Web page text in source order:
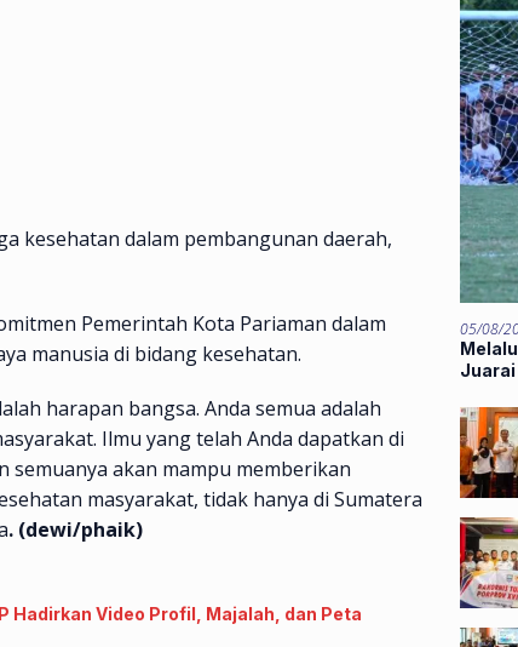
kesehatan dalam pembangunan daerah,
Pemerintah Kota Pariaman dalam
manusia di bidang kesehatan.
harapan bangsa. Anda semua adalah
Ilmu yang telah Anda dapatkan di
semuanya akan mampu memberikan
masyarakat, tidak hanya di Sumatera
. (dewi/phaik)
Hadirkan Video Profil, Majalah, dan Peta
05/08/
Juarai